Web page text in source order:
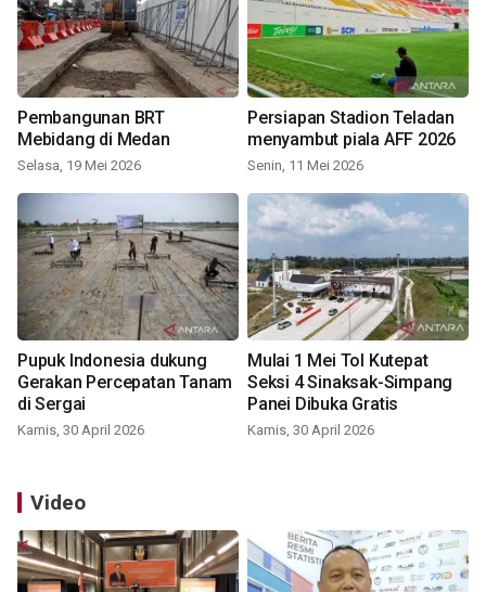
Pembangunan BRT
Mebidang di Medan
Selasa, 19 Mei 2026
Persiapan Stadion Teladan
menyambut piala AFF 2026
Senin, 11 Mei 2026
Pupuk Indonesia dukung
Gerakan Percepatan Tanam
di Sergai
Kamis, 30 April 2026
Mulai 1 Mei Tol Kutepat
Seksi 4 Sinaksak-Simpang
Panei Dibuka Gratis
Kamis, 30 April 2026
Video